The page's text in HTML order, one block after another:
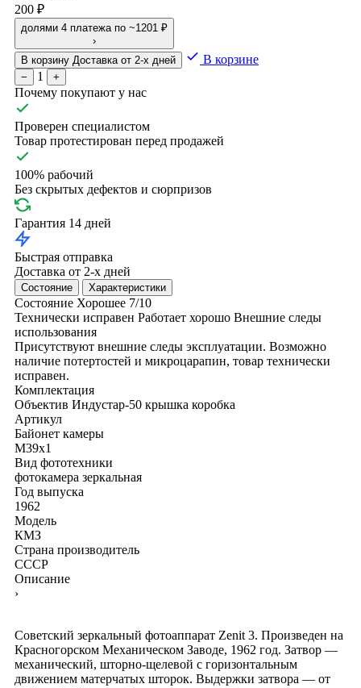
200 ₽
долями 4 платежа по ~1201 ₽
›
В корзину Доставка от 2-х дней В корзине
− 1 +
Почему покупают у нас
Проверен специалистом
Товар протестирован перед продажей
100% рабочий
Без скрытых дефектов и сюрпризов
Гарантия 14 дней
Быстрая отправка
Доставка от 2-х дней
Состояние Характеристики
Состояние Хорошее 7/10
Технически исправен Работает хорошо Внешние следы
использования
Присутствуют внешние следы эксплуатации. Возможно
наличие потертостей и микроцарапин, товар технически
исправен.
Комплектация
Объектив Индустар-50 крышка коробка
Артикул
Байонет камеры
M39x1
Вид фототехники
фотокамера зеркальная
Год выпуска
1962
Модель
КМЗ
Страна производитель
СССР
Описание
›
Советский зеркальный фотоаппарат Zenit 3. Произведен на
Красногорском Механическом Заводе, 1962 год. Затвор —
механический, шторно-щелевой с горизонтальным
движением матерчатых шторок. Выдержки затвора — от